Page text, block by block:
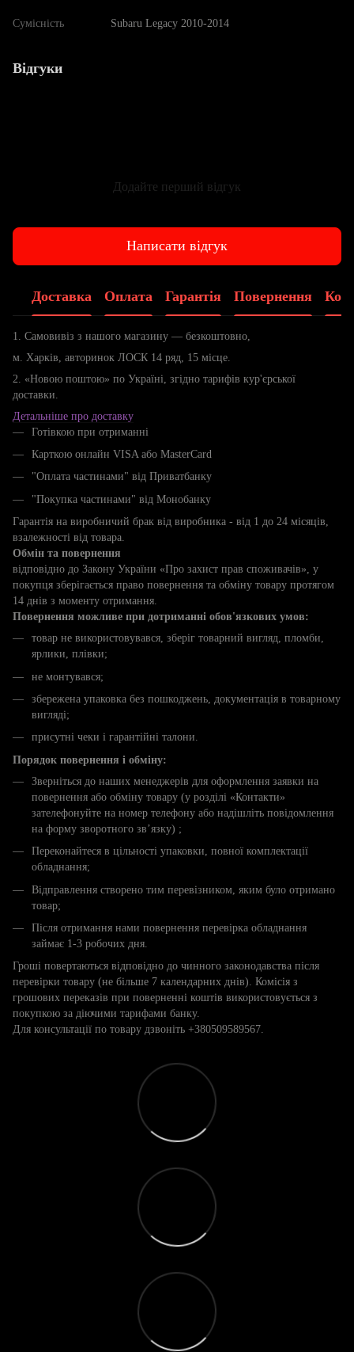
Сумісність Subaru Legacy 2010-2014
Відгуки
Додайте перший відгук
Написати відгук
Доставка Оплата Гарантія Повернення
1. Самовивіз з нашого магазину — безкоштовно,
м. Харків, авторинок ЛОСК 14 ряд, 15 місце.
2. «Новою поштою» по Україні, згідно тарифів кур'єрської
доставки.
Детальніше про доставку
Готівкою при отриманні
Карткою онлайн VISA або MasterCard
"Оплата частинами" від Приватбанку
"Покупка частинами" від Монобанку
Гарантія на виробничий брак від виробника - від 1 до 24 місяців,
взалежності від товара.
Обмін та повернення
відповідно до Закону України «Про захист прав споживачів», у
покупця зберігається право повернення та обміну товару протягом
14 днів з моменту отримання.
Повернення можливе при дотриманні обов'язкових умов:
товар не використовувався, зберіг товарний вигляд, пломби,
ярлики, плівки;
не монтувався;
збережена упаковка без пошкоджень, документація в товарному
вигляді;
присутні чеки і гарантійні талони.
Порядок повернення і обміну:
Зверніться до наших менеджерів для оформлення заявки на
повернення або обміну товару (у розділі «Контакти»
зателефонуйте на номер телефону або надішліть повідомлення
на форму зворотного зв’язку) ;
Переконайтеся в цільності упаковки, повної комплектації
обладнання;
Відправлення створено тим перевізником, яким було отримано
товар;
Після отримання нами повернення перевірка обладнання
займає 1-3 робочих дня.
Гроші повертаються відповідно до чинного законодавства після
перевірки товару (не більше 7 календарних днів). Комісія з
грошових переказів при поверненні коштів використовується з
покупкою за діючими тарифами банку.
Для консультації по товару дзвоніть +380509589567.